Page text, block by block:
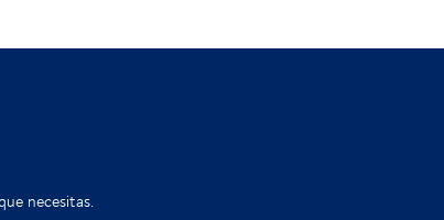
necesitas.